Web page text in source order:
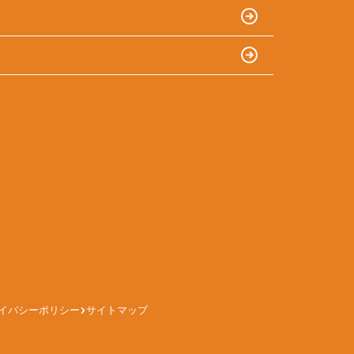
バシーポリシー サイトマップ